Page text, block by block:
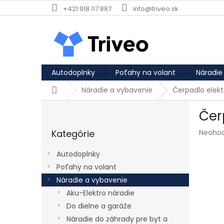
Prejsť na obsah +421 918 117 887 info@triveo.sk
Autodoplnky Poťahy na volant
DomovNáradie a vybavenie Čerpadlo
Kategórie
Autodoplnky
Poťahy na volant
Náradie a vybavenie
Aku-Elektro náradie
Do dielne a garáže
Náradie do záhrady pre byt a